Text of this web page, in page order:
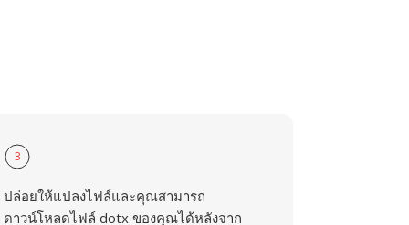
3
ปล่อยให้แปลงไฟล์และคุณสามารถ
ดาวน์โหลดไฟล์ dotx ของคุณได้หลังจาก